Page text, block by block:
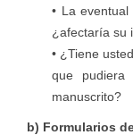
• La
¿afectaría su
• ¿Tiene
que pudiera
manuscrito?
b) Formularios